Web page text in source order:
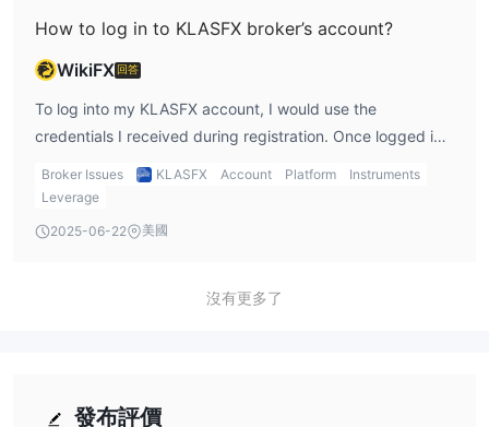
How to log in to KLASFX broker’s account?
WikiFX 回答
To log into my KLASFX account, I would use the
credentials I received during registration. Once logged in,
I can access the F-Trader platform and begin trading the
instruments available, such as forex and stocks.
Broker Issues KLASFX Account Platform
Instruments
Leverage
2025-06-22 美國
沒有更多了
發布評價